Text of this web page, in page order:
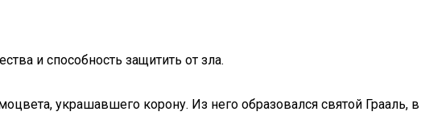
и способность защитить от зла.
украшавшего корону. Из него образовался святой Грааль, в